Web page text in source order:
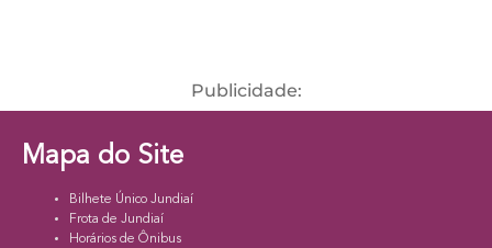
Publicidade:
Mapa do Site
Bilhete Único Jundiaí
Frota de Jundiaí
Horários de Ônibus